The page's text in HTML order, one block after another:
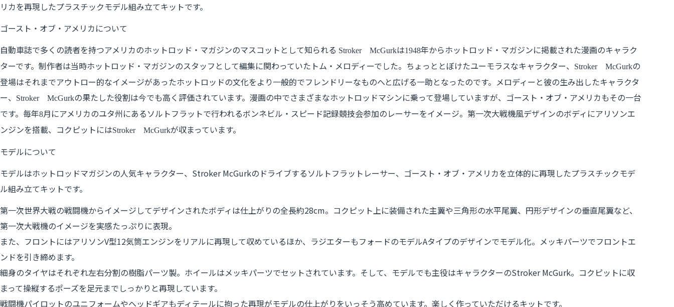
リカを再現したプラスチックモデル組み立てキットです。
ゴースト・オブ・アメリカについて
自動車誌で多くの読者を持つアメリカのホットロッド・マガジンのマスコットとして知られる Stroker McGurkは1948年からホットロッド・マガジンに掲載された漫画のキャラク
ターです。制作者は当時ホットロッド・マガジンのスタッフとして編集に関わっていたトム・メロディーでした。ちょっととぼけたユーモラスなキャラクター、
Stroker McGurkの
登場はそれまでアウトロー的なイメージがあったホットロッドの文化をより一般的でフレンドリーなものへと広げる一助となったのです。メロディーと彼の生み出したキャラクタ
ー、
Stroker McGurkの果たした役割は今でも高く評価されています。漫画の中でさまざまなホットロッドマシンに乗って登場していますが、ゴースト・オブ・アメリカもその一台
です。毎年8月にアメリカのユタ州にあるソルトフラットで行われるボンネビル・スピード記録競技会参加のレーサーをイメージ。第一次大戦機風デザインのボディにアリソンエ
ンジンを搭載、コクピットにはStroker McGurkが収まっています。
モデルについて
モデルはホットロッドマガジンの人気キャラクター、Stroker McGurkのドライブするソルトフラットレーサー、ゴースト・オブ・アメリカを立体的に再現したプラスチックモデ
ル組み立てキットです。
第一次世界大戦の戦闘機からイメージしてデザインされたボディは仕上がりの全長約28cm。コクピット上に装備された主翼や三角形の水平尾翼、円形デザインの垂直尾翼など、
第一次大戦機のイメージを実感たっぷりに表現。
また、フロントにはアリソンV型12気筒エンジンをリアルに再現して収めているほか、ラジエターもフォードのモデルAタイプのデザインでモデル化。メッキパーツでフロントエ
ンドを引き締めます。
細身のタイヤはそれぞれ左右分割の樹脂パーツ製。ホイールはメッキパーツでセットされています。そして、モデルでも主役はキャラクターのStroker McGurk。コクピットに収
まって操縦するポーズを足元までしっかりと再現しています。
戦闘機パイロットのユニフォームやヘッドギアもディテールに拘った再現がモデルの仕上がりをいっそう高めています。楽しく作っていただけるキットです。